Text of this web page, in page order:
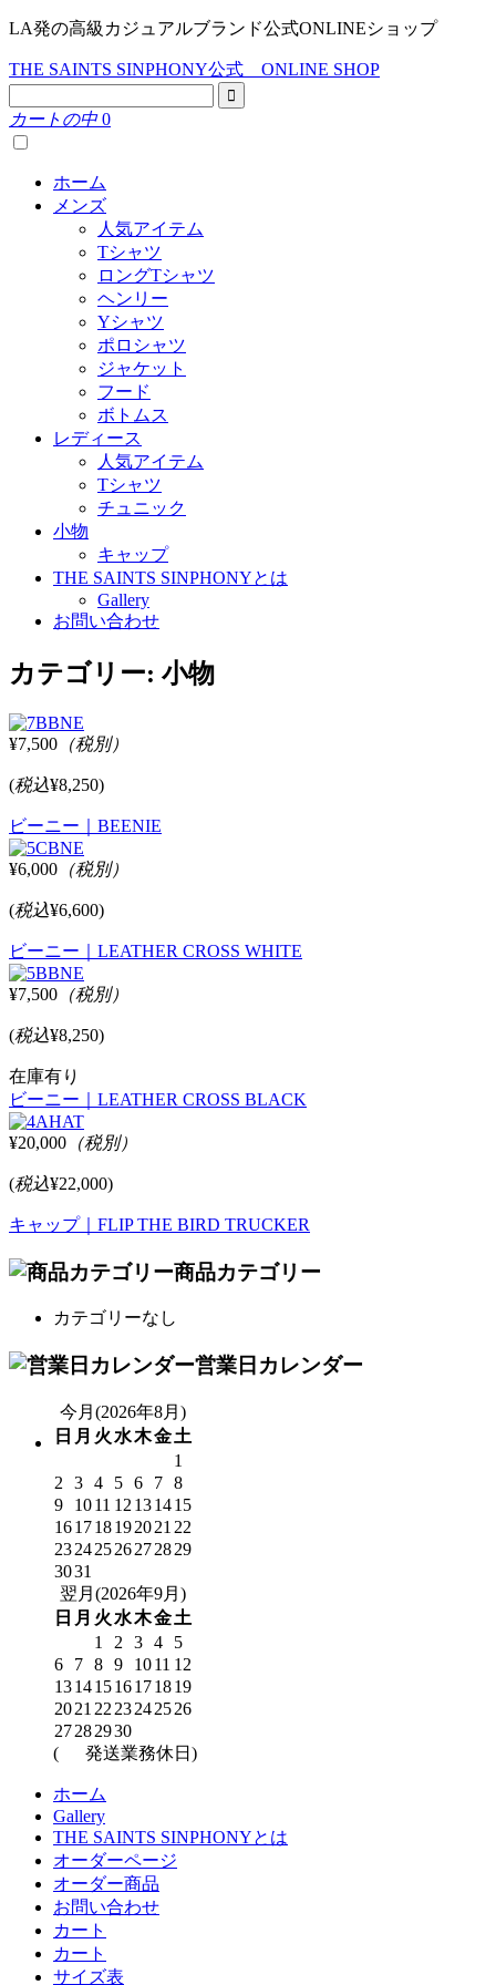
LA発の高級カジュアルブランド公式ONLINEショップ
THE SAINTS SINPHONY公式 ONLINE SHOP
カートの中 0
ホーム
メンズ
人気アイテム
Tシャツ
ロングTシャツ
ヘンリー
Yシャツ
ポロシャツ
ジャケット
フード
ボトムス
レディース
人気アイテム
Tシャツ
チュニック
小物
キャップ
THE SAINTS SINPHONYとは
Gallery
お問い合わせ
カテゴリー: 小物
¥7,500 （税別）
(税込¥8,250)
ビーニー｜BEENIE
¥6,000 （税別）
(税込¥6,600)
ビーニー｜LEATHER CROSS WHITE
¥7,500 （税別）
(税込¥8,250)
在庫有り
ビーニー｜LEATHER CROSS BLACK
¥20,000 （税別）
(税込¥22,000)
キャップ｜FLIP THE BIRD TRUCKER
商品カテゴリー
カテゴリーなし
営業日カレンダー
今月(2026年8月)
日 月 火 水木金土
1
2
3 4 5 6 7 8
9
1011 12 131415
161718192021 22
23242526272829
3031
翌月(2026年9月)
日 月 火 水木金土
1
2 3 4
5
6
7 8 9 1011 12
13141516171819
2021 22 23242526
27282930
(
発送業務休日)
ホーム
Gallery
THE SAINTS SINPHONYとは
オーダーページ
オーダー商品
お問い合わせ
カート
カート
サイズ表